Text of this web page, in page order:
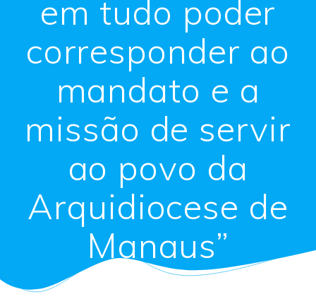
em tudo poder
corresponder ao
mandato e a
missão de servir
ao povo da
Arquidiocese de
Manaus”